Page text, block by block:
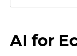
AI for